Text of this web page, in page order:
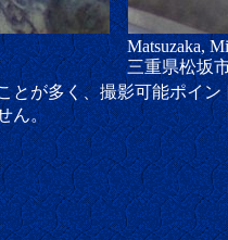
Matsuzaka,
三重県松坂
とが多く、撮影可能ポイ
ん。